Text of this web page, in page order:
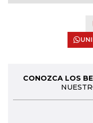
CONOZCA LOS